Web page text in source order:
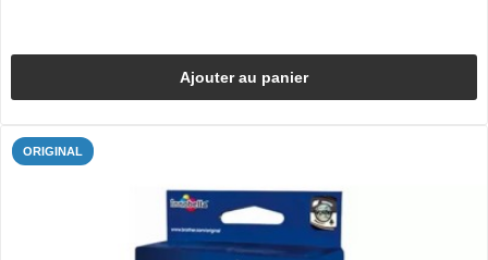
Ajouter au panier
ORIGINAL